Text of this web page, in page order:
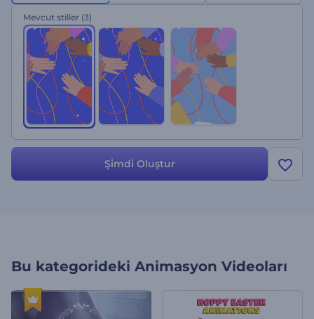
Mevcut stiller (3)
Şi̇mdi̇ Oluştur
Bu kategorideki Animasyon Videoları